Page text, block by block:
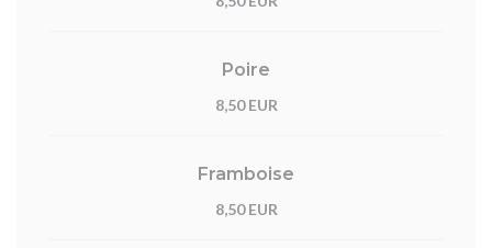
Poire
8,50 EUR
Framboise
8,50 EUR